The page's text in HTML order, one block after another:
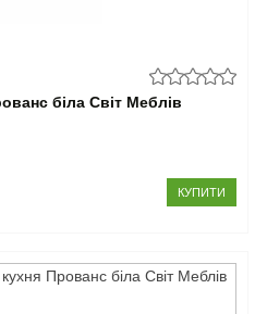
біла Світ Меблів
КУПИТИ